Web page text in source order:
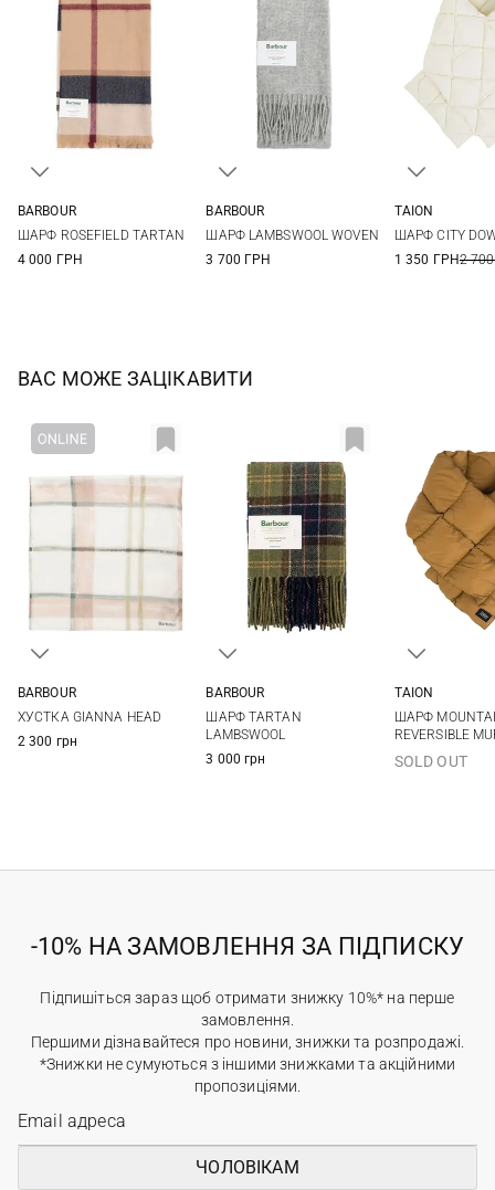
BARBOUR
ШАРФ ROSEFIELD TARTAN
4 000 ГРН
BARBOUR
ШАРФ LAMBSWOOL WOVEN
3 700 ГРН
TAION
ШАРФ CITY
1 350 ГРН2
ВАС МОЖЕ ЗАЦІКАВИТИ
BARBOUR
ХУСТКА GIANNA HEAD
2 300 грн
BARBOUR
ШАРФ TARTAN
LAMBSWOOL
3 000 грн
TAION
ШАРФ
REVERSIBLE
SOLD OUT
-10% НА ЗАМОВЛЕННЯ ЗА ПІДПИСКУ
Підпишіться зараз щоб отримати знижку 10%* на перше
замовлення.
Першими дізнавайтеся про новини, знижки та розпродажі.
*Знижки не сумуються з іншими знижками та акційними
пропозиціями.
ЧОЛОВІКАМ